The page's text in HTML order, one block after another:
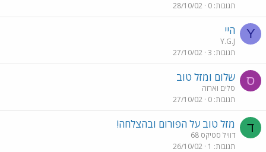
תגובות 0
28/10/02
Y היי
Y.G.J
תגובות 3
27/10/02
ס שלום ומזל טוב
סלים וארזה
תגובות 0
27/10/02
ד מזל טוב על הפורום ובהצלחה!
דוויל סטיקס 68
תגובות 1
26/10/02